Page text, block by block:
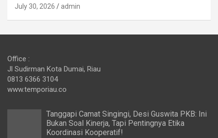
July 30, 2026 admin
Office :
Jl Sudirman Kota Dumai, Riau
0813 6366 3104
www.temporiau.co
Tanggapi Camat Singingi, Desi Guswita PKB: Ini
Bukan Soal Kinerja, Tapi Pentingnya Etika
Koordinasi Kooperatif!